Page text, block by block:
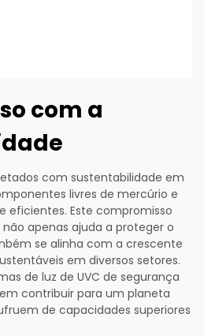
com a
com sustentabilidade em
livres de mercúrio e
eficientes. Este compromisso
apenas ajuda a proteger o
se alinha com a crescente
em diversos setores.
de luz de UVC de segurança
contribuir para um planeta
de capacidades superiores